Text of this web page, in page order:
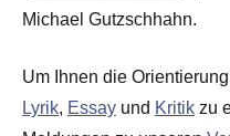
Michael Gutzschhahn.
Um Ihnen die
Lyrik, Essay und Kritik zu